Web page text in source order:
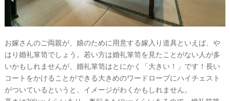
お嫁さんのご両親が、娘のために用意する嫁入り道具といえば、や
はり婚礼箪笥でしょう。若い方は婚礼箪笥を見たことがない人が多
いかもしれませんが、婚礼箪笥はとにかく「大きい！」です！長い
コートをかけることができる大きめのワードローブにハイチェスト
がついているというと、イメージがわくかもしれません。
フ
ト
縄
#
ビ
ー